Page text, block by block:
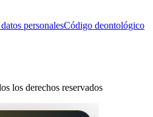
personalesCódigo deontológico
los derechos reservados